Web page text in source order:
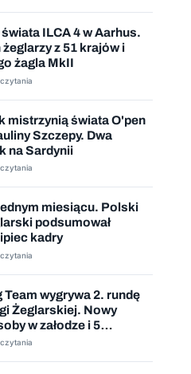
ILCA 4 w Aarhus.
żeglarzy z 51 krajów i
żagla MkII
mistrzynią świata O'pen
Szczepy. Dwa
na Sardynii
miesiącu. Polski
podsumował
kadry
Team wygrywa 2. rundę
Żeglarskiej. Nowy
w załodze i 5